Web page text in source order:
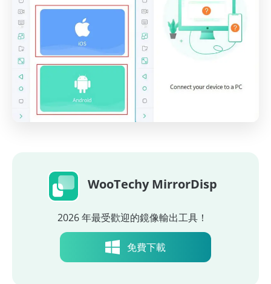
WooTechy MirrorDisp
2026 年最受歡迎的鏡像輸出工具！
免費下載